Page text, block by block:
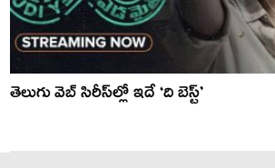
తెలుగు వెబ్ సిరీస్‌ల్లో ఇదే ‘ది బెస్ట్’